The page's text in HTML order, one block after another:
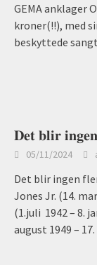
GEMA anklager
kroner(!!), med
beskyttede
𝐃𝐞𝐭 𝐛𝐥𝐢𝐫
05/11/2024
Det blir ingen
Jones Jr. (14.
(1.juli 1942 – 8.
august 1949 –